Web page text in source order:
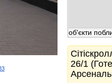
об'єкти
26/1